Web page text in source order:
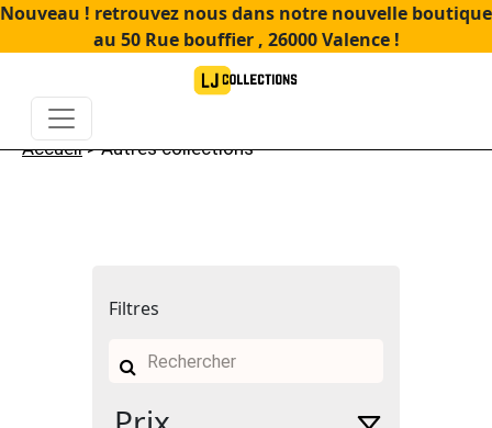
Nouveau ! retrouvez nous dans notre nouvelle boutique
au 50 Rue bouffier , 26000 Valence !
Accueil> Autres collections
Filtres
Recherche
pour :